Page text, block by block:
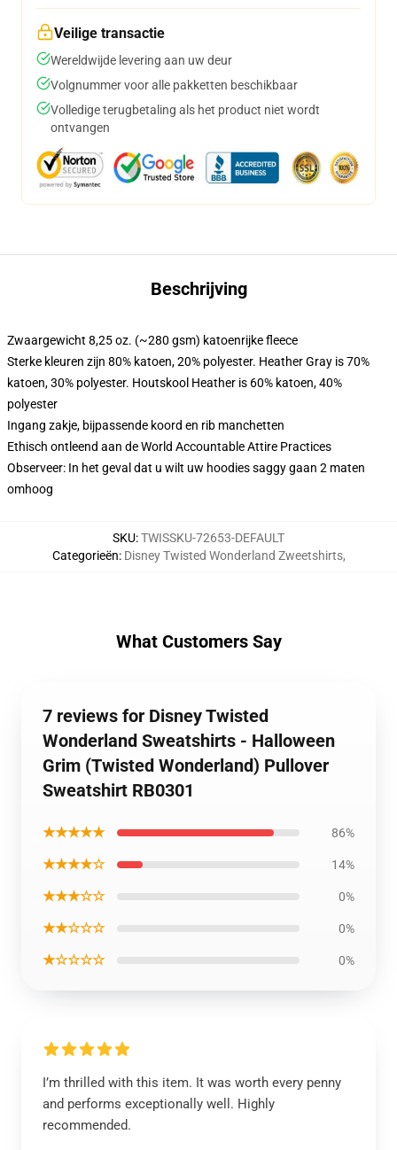
Veilige transactie
Wereldwijde levering aan uw deur
Volgnummer voor alle pakketten beschikbaar
Volledige terugbetaling als het product niet wordt
ontvangen
Beschrijving
Zwaargewicht 8,25 oz. (~280 gsm) katoenrijke fleece
Sterke kleuren zijn 80% katoen, 20% polyester. Heather Gray is 70%
katoen, 30% polyester. Houtskool Heather is 60% katoen, 40%
polyester
Ingang zakje, bijpassende koord en rib manchetten
Ethisch ontleend aan de World Accountable Attire Practices
Observeer: In het geval dat u wilt uw hoodies saggy gaan 2 maten
omhoog
SKU:TWISSKU-72653-DEFAULT
Categorieën: Disney Twisted Wonderland Zweetshirts,
What Customers Say
7 reviews for Disney Twisted
Wonderland Sweatshirts - Halloween
Grim (Twisted Wonderland) Pullover
Sweatshirt RB0301
★★★★★ 86%
★★★★☆ 14%
★★★☆☆ 0%
★★☆☆☆ 0%
★☆☆☆☆ 0%
I’m thrilled with this item. It was worth every penny
and performs exceptionally well. Highly
recommended.